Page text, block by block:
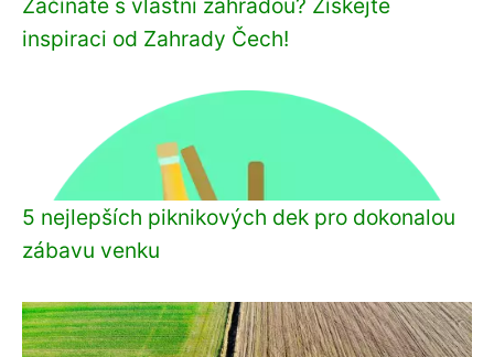
Začínáte s vlastní zahradou? Získejte
inspiraci od Zahrady Čech!
5 nejlepších piknikových dek pro dokonalou
zábavu venku